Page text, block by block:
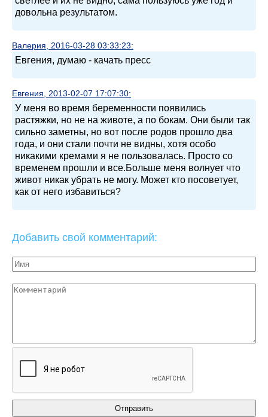
довольна результатом.
Валерия, 2016-03-28 03:33:23:
Евгения, думаю - качать пресс
Евгения, 2013-02-07 17:07:30:
У меня во время беременности появились
растяжки, но не на животе, а по бокам. Они были так
сильно заметны, но вот после родов прошло два
года, и они стали почти не видны, хотя особо
никакими кремами я не пользовалась. Просто со
временем прошли и все.Больше меня волнует что
живот никак убрать не могу. Может кто посоветует,
как от него избавиться?
Добавить свой комментарий: